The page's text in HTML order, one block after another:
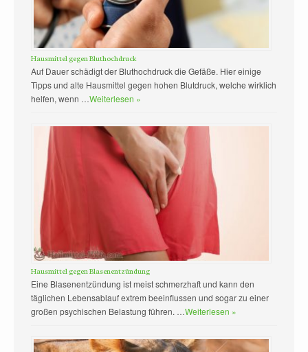
Hausmittel gegen Bluthochdruck
Auf Dauer schädigt der Bluthochdruck die Gefäße. Hier einige
Tipps und alte Hausmittel gegen hohen Blutdruck, welche wirklich
helfen, wenn …Weiterlesen »
Hausmittel gegen Blasenentzündung
Eine Blasenentzündung ist meist schmerzhaft und kann den
täglichen Lebensablauf extrem beeinflussen und sogar zu einer
großen psychischen Belastung führen. …Weiterlesen »